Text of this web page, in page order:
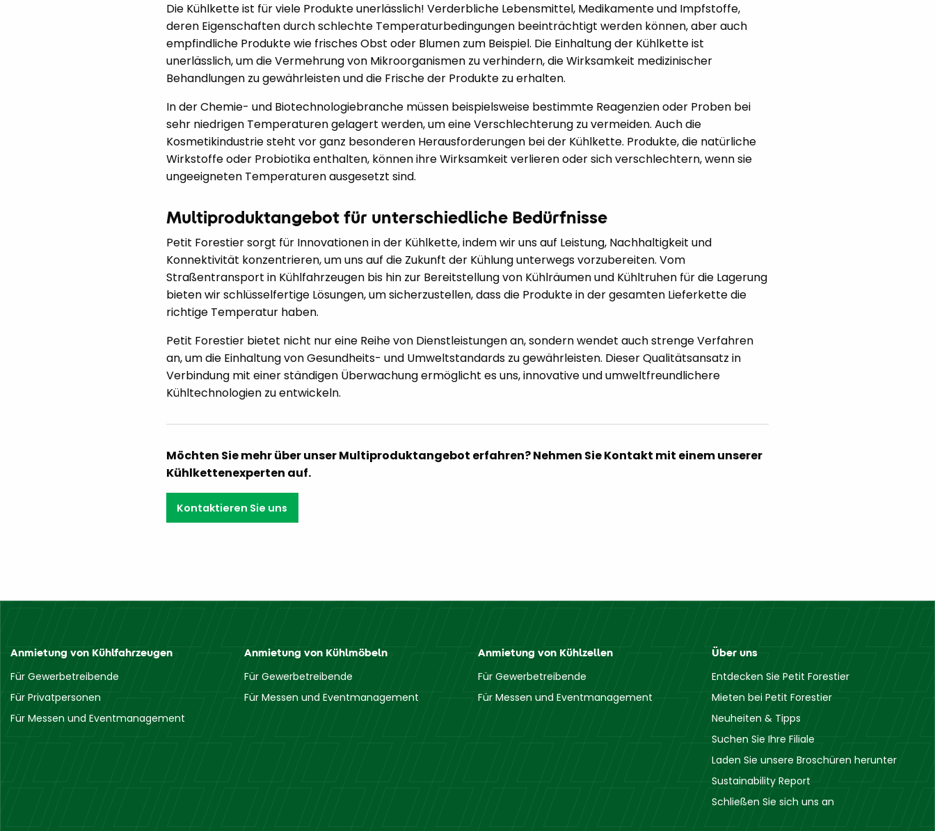
Die Kühlkette ist für viele Produkte unerlässlich! Verderbliche Lebensmittel, Medikamente und Impfstoffe,
deren Eigenschaften durch schlechte Temperaturbedingungen beeinträchtigt werden können, aber auch
empfindliche Produkte wie frisches Obst oder Blumen zum Beispiel. Die Einhaltung der Kühlkette ist
unerlässlich, um die Vermehrung von Mikroorganismen zu verhindern, die Wirksamkeit medizinischer
Behandlungen zu gewährleisten und die Frische der Produkte zu erhalten.
In der Chemie- und Biotechnologiebranche müssen beispielsweise bestimmte Reagenzien oder Proben bei
sehr niedrigen Temperaturen gelagert werden, um eine Verschlechterung zu vermeiden. Auch die
Kosmetikindustrie steht vor ganz besonderen Herausforderungen bei der Kühlkette. Produkte, die natürliche
Wirkstoffe oder Probiotika enthalten, können ihre Wirksamkeit verlieren oder sich verschlechtern, wenn sie
ungeeigneten Temperaturen ausgesetzt sind.
Multiproduktangebot für unterschiedliche Bedürfnisse
Petit Forestier sorgt für Innovationen in der Kühlkette, indem wir uns auf Leistung, Nachhaltigkeit und
Konnektivität konzentrieren, um uns auf die Zukunft der Kühlung unterwegs vorzubereiten. Vom
Straßentransport in Kühlfahrzeugen bis hin zur Bereitstellung von Kühlräumen und Kühltruhen für die Lagerung
bieten wir schlüsselfertige Lösungen, um sicherzustellen, dass die Produkte in der gesamten Lieferkette die
richtige Temperatur haben.
Petit Forestier bietet nicht nur eine Reihe von Dienstleistungen an, sondern wendet auch strenge Verfahren
an, um die Einhaltung von Gesundheits- und Umweltstandards zu gewährleisten. Dieser Qualitätsansatz in
Verbindung mit einer ständigen Überwachung ermöglicht es uns, innovative und umweltfreundlichere
Kühltechnologien zu entwickeln.
Möchten Sie mehr über unser Multiproduktangebot erfahren? Nehmen Sie Kontakt mit einem unserer
Kühlkettenexperten auf.
Kontaktieren Sie uns
Anmietung von Kühlfahrzeugen
Für Gewerbetreibende
Für Privatpersonen
Für Messen und Eventmanagement
Anmietung von Kühlmöbeln
Für Gewerbetreibende
Für Messen und Eventmanagement
Anmietung von Kühlzellen
Für Gewerbetreibende
Für Messen und Eventmanagement
Über uns
Entdecken Sie Petit Forestier
Mieten bei Petit Forestier
Neuheiten & Tipps
Suchen Sie Ihre Filiale
Laden Sie unsere Broschüren herunter
Sustainability Report
Schließen Sie sich uns an